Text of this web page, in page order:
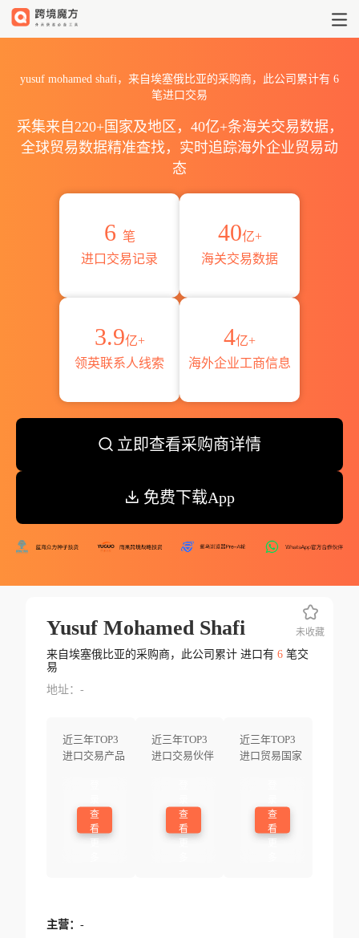
yusuf mohamed shafi，来自埃塞俄比亚的采购商，此公司累计有 6
笔进口交易
采集来自220+国家及地区，40亿+条海关交易数据，
全球贸易数据精准查找，实时追踪海外企业贸易动
态
6 笔
进口交易记录
40亿+
海关交易数据
3.9亿+
领英联系人线索
4亿+
海外企业工商信息
立即查看采购商详情
免费下载App
Yusuf Mohamed Shafi
来自埃塞俄比亚的采购商，此公司累计 进口有 6笔交
易
地址：-
近三年TOP3
进口交易产品
查
看
近三年TOP3
进口交易伙伴
查
看
近三年TOP3
进口贸易国家
查
看
未收藏
主营： -